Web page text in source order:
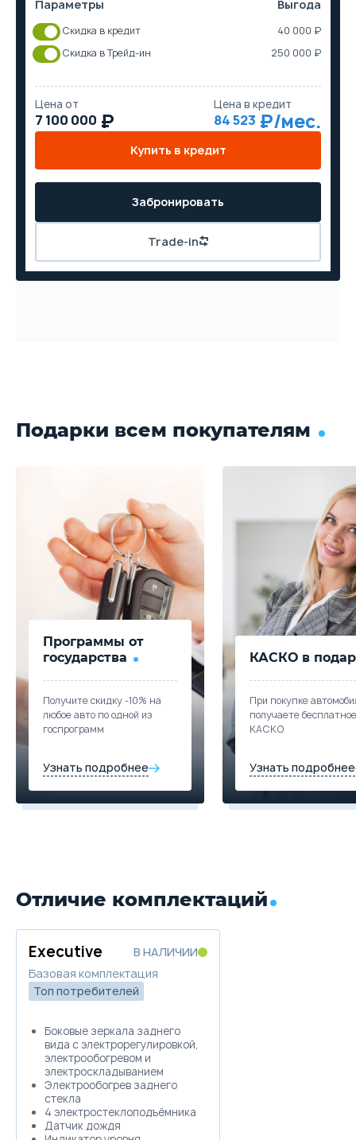
Параметры Выгода
Скидка в кредит
40 000 ₽
Скидка в Трейд-ин
250 000 ₽
Цена от
7 100 000
Цена в кредит
84 523
Купить в кредит
Trade-in
Забронировать
Подарки всем покупателям
Программы от
государства
Получите скидку -10% на
любое авто по одной из
госпрограмм
Узнать подробнее
КАСКО в
При покупке
получаете бесплатное
КАСКО
Узнать подробнее
Отличие комплектаций
Executive
В НАЛИЧИИ
Базовая комплектация
Топ потребителей
Боковые зеркала заднего
вида с электрорегулировкой,
электрообогревом и
электроскладыванием
Электрообогрев заднего
стекла
4 электростеклоподъёмника
Датчик дождя